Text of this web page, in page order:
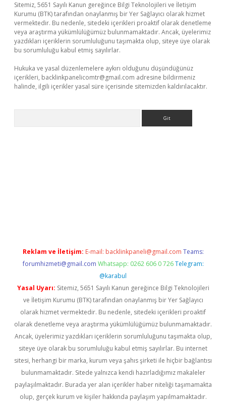
Sitemiz, 5651 Sayılı Kanun gereğince Bilgi Teknolojileri ve İletişim
Kurumu (BTK) tarafından onaylanmış bir Yer Sağlayıcı olarak hizmet
vermektedir. Bu nedenle, sitedeki içerikleri proaktif olarak denetleme
veya araştırma yükümlülüğümüz bulunmamaktadır. Ancak, üyelerimiz
yazdıkları içeriklerin sorumluluğunu taşımakta olup, siteye üye olarak
bu sorumluluğu kabul etmiş sayılırlar.
Hukuka ve yasal düzenlemelere aykırı olduğunu düşündüğünüz
içerikleri, backlinkpanelicomtr@gmail.com adresine bildirmeniz
halinde, ilgili içerikler yasal süre içerisinde sitemizden kaldırılacaktır.
Reklam ve İletişim: E-mail: backlinkpaneli@gmail.com Teams:
forumhizmeti@gmail.com Whatsapp: 0262 606 0 726 Telegram:
@karabul
Yasal Uyarı: Sitemiz, 5651 Sayılı Kanun gereğince Bilgi Teknolojileri
ve İletişim Kurumu (BTK) tarafından onaylanmış bir Yer Sağlayıcı
olarak hizmet vermektedir. Bu nedenle, sitedeki içerikleri proaktif
olarak denetleme veya araştırma yükümlülüğümüz bulunmamaktadır.
Ancak, üyelerimiz yazdıkları içeriklerin sorumluluğunu taşımakta olup,
siteye üye olarak bu sorumluluğu kabul etmiş sayılırlar. Bu internet
sitesi, herhangi bir marka, kurum veya şahıs şirketi ile hiçbir bağlantısı
bulunmamaktadır. Sitede yalnızca kendi hazırladığımız makaleler
paylaşılmaktadır. Burada yer alan içerikler haber niteliği taşımamakta
olup, gerçek kurum ve kişiler hakkında paylaşım yapılmamaktadır.